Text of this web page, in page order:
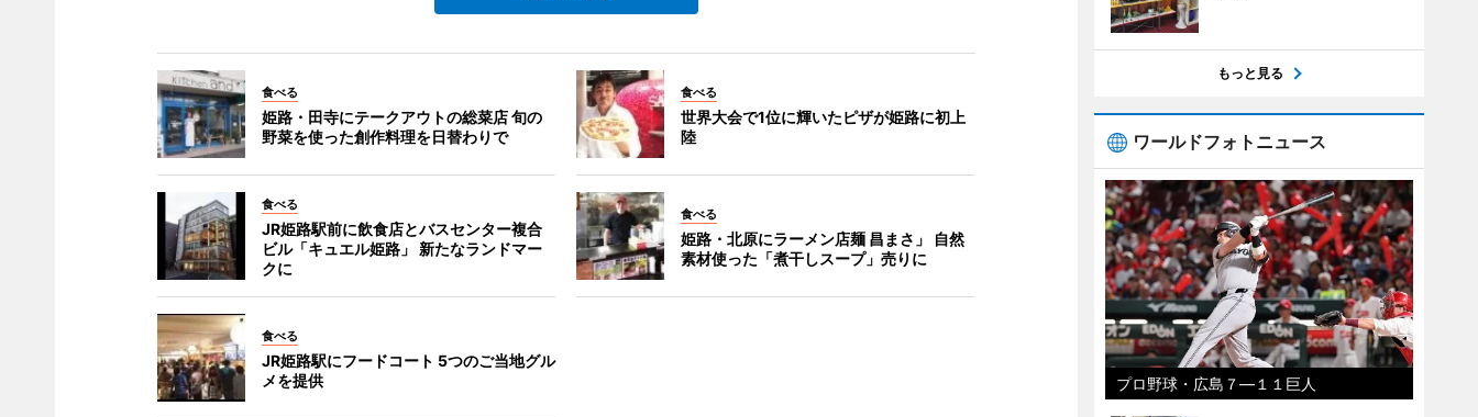
食べる
姫路・田寺にテークアウトの総菜店 旬の
野菜を使った創作料理を日替わりで
食べる
世界大会で1位に輝いたピザが姫路に初上
陸
食べる
JR姫路駅前に飲食店とバスセンター複合
ビル「キュエル姫路」 新たなランドマー
クに
食べる
姫路・北原にラーメン店麺 昌まさ」 自然
素材使った「煮干しスープ」売りに
食べる
JR姫路駅にフードコート 5つのご当地グル
メを提供
もっと見る
ワールドフォトニュース
プロ野球・広島７―１１巨人